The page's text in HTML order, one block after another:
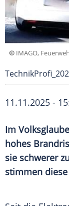
© IMAGO,
11.11.2025 -
Im
hohes
sie schwerer
stimmen